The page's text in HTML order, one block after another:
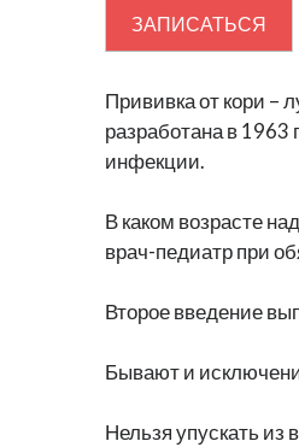
ЗАПИСАТЬСЯ
Прививка от кори –
разработана в 1963
инфекции.
В каком возрасте
врач-педиатр при
Второе введение
Бывают и
Нельзя упускать из